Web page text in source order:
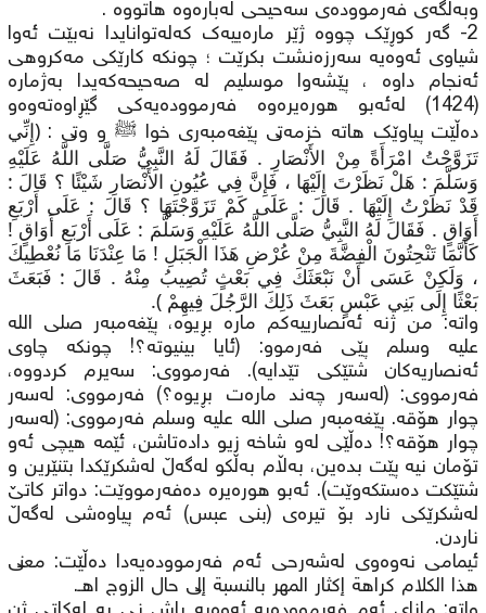
وبەڵگەی فەرموودەی سەحیحی لەبارەوە هاتووە .
2- گەر کوڕێک چووە ژێر مارەییەک کەلەتوانایدا نەبێت ئەوا
شیاوی ئەوەیە سەرزەنشت بکرێت ؛ چونکە کارێکی مەکروهی
ئەنجام داوە ، پێشەوا موسلیم لە صەحيحەکەیدا بەژمارە
(1424) لەئەبو هورەیرەوە فەرموودەیەکی گێڕاوەتەوەو
دەڵێت پیاوێک هاتە خزمەتى پێغەمبەرى خوا ﷺ و وتى :(إِنِّي
تَزَوَّجْتُ امْرَأَةً مِنْ الأَنْصَارِ . فَقَالَ لَهُ النَّبِيُّ صَلَّى اللَّهُ عَلَيْهِ
وَسَلَّمَ : هَلْ نَظَرْتَ إِلَيْهَا ، فَإِنَّ فِي عُيُونِ الأَنْصَارِ شَيْئًا ؟ قَالَ :
قَدْ نَظَرْتُ إِلَيْهَا . قَالَ : عَلَى كَمْ تَزَوَّجْتَهَا ؟ قَالَ : عَلَى أَرْبَعِ
أَوَاقٍ . فَقَالَ لَهُ النَّبِيُّ صَلَّى اللَّهُ عَلَيْهِ وَسَلَّمَ : عَلَى أَرْبَعِ أَوَاقٍ !
كَأَنَّمَا تَنْحِتُونَ الْفِضَّةَ مِنْ عُرْضِ هَذَا الْجَبَلِ ! مَا عِنْدَنَا مَا نُعْطِيكَ
، وَلَكِنْ عَسَى أَنْ نَبْعَثَكَ فِي بَعْثٍ تُصِيبُ مِنْهُ . قَالَ : فَبَعَثَ
بَعْثًا إِلَى بَنِي عَبْسٍ بَعَثَ ذَلِكَ الرَّجُلَ فِيهِمْ ).
واتە: من ژنه‌ ئه‌نصارییەكم ماره‌ بڕیوه‌، پێغه‌مبه‌ر صلی الله
عليه وسلم پێی فه‌رموو: (ئایا بینیوته‌؟! چونكه‌ چاوی
ئه‌نصاریه‌كان شتێكی تێدایه‌). فەرمووی: سه‌یرم كردووه‌،
فه‌رمووی: (له‌سه‌ر چه‌ند ماره‌ت بڕیوه‌؟) فەرمووی: له‌سه‌ر
چوار هۆقه‌. پێغه‌مبه‌ر صلی الله عليه وسلم فه‌رمووی: (له‌سه‌ر
چوار هۆقه‌؟! ده‌ڵێی له‌و شاخه‌ زیو داده‌تاشن، ئێمه‌ هیچی ئه‌و
تۆمان نیه‌ پێت بده‌ین، به‌ڵام به‌ڵكو له‌گه‌ڵ له‌شكرێكدا بتنێرین و
شتێكت ده‌ستكه‌وێت). ئەبو هورەیرە ده‌فەرمووێت: دواتر كاتێ
له‌شكرێكی نارد بۆ تیره‌ی (بنی عبس) ئه‌م پیاوه‌شی له‌گه‌ڵ
ناردن.
ئیمامی نەوەوی لەشەرحی ئەم فەرموودەیەدا دەڵێت: معنى
هذا الكلام كراهة إكثار المهر بالنسبة إلى حال الزوج اهـ.